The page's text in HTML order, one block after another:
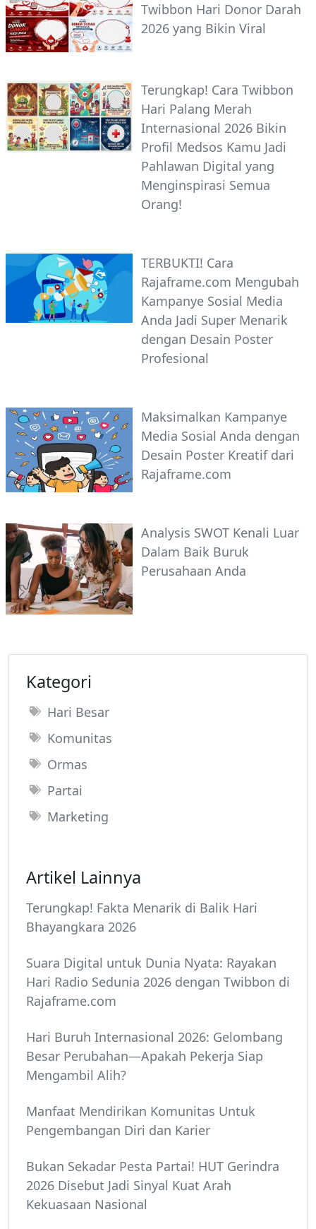
Twibbon Hari Donor Darah
2026 yang Bikin Viral
Terungkap! Cara Twibbon
Hari Palang Merah
Internasional 2026 Bikin
Profil Medsos Kamu Jadi
Pahlawan Digital yang
Menginspirasi Semua
Orang!
TERBUKTI! Cara
Rajaframe.com Mengubah
Kampanye Sosial Media
Anda Jadi Super Menarik
dengan Desain Poster
Profesional
Maksimalkan Kampanye
Media Sosial Anda dengan
Desain Poster Kreatif dari
Rajaframe.com
Analysis SWOT Kenali Luar
Dalam Baik Buruk
Perusahaan Anda
Kategori
Hari Besar
Komunitas
Ormas
Partai
Marketing
Artikel Lainnya
Terungkap! Fakta Menarik di Balik Hari
Bhayangkara 2026
Suara Digital untuk Dunia Nyata: Rayakan
Hari Radio Sedunia 2026 dengan Twibbon di
Rajaframe.com
Hari Buruh Internasional 2026: Gelombang
Besar Perubahan—Apakah Pekerja Siap
Mengambil Alih?
Manfaat Mendirikan Komunitas Untuk
Pengembangan Diri dan Karier
Bukan Sekadar Pesta Partai! HUT Gerindra
2026 Disebut Jadi Sinyal Kuat Arah
Kekuasaan Nasional